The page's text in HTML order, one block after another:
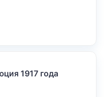
1917 года